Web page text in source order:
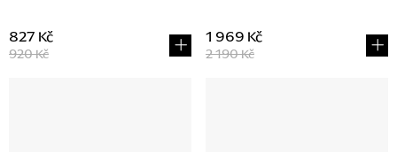
920 Kč
827 Kč
2 190 Kč
1 969 Kč